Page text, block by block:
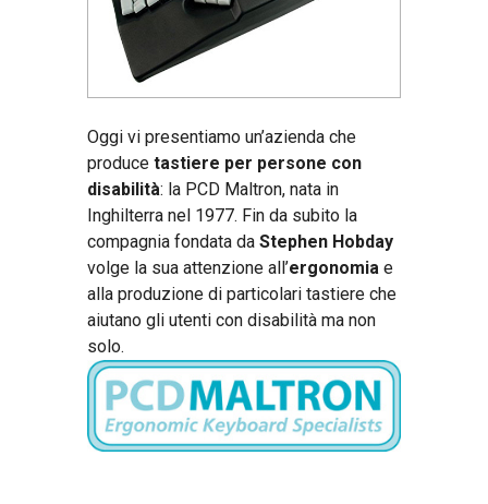
Oggi vi presentiamo un’azienda che
produce tastiere per persone con
disabilità: la PCD Maltron, nata in
Inghilterra nel 1977. Fin da subito la
compagnia fondata da Stephen Hobday
volge la sua attenzione all’ergonomia e
alla produzione di particolari tastiere che
aiutano gli utenti con disabilità ma non
solo.